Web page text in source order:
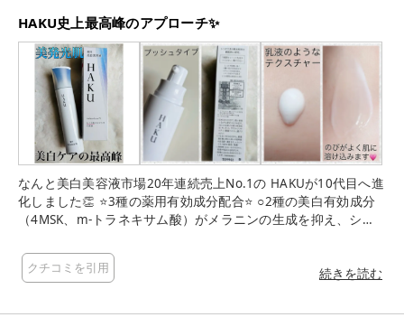
HAKU史上最高峰のアプローチ✨
なんと美白美容液市場20年連続売上No.1の HAKUが10代目へ進
化しました👏 ⭐️3種の薬用有効成分配合⭐️ ○2種の美白有効成分
（4MSK、m-トラネキサム酸）がメラニンの生成を抑え、シ
が炎症を抑え、肌あれを予防する。 化粧水の後に朝晩、2プッ
シュ。 軽い乳液のようなテクスチャーでとてものびがいい♡ と
ベタつかない使用感ですが、肌がもちっとなります。 美白美
クチコミを引用 続きを読む